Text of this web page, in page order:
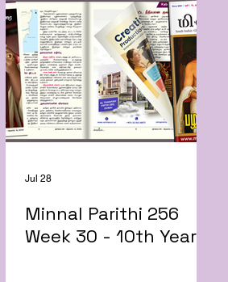
Minnal Parithi 256
Week 30 - 10th Year
Jul 28